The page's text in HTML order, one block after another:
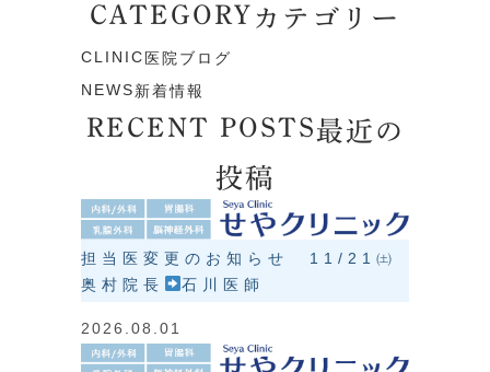
CATEGORY カテゴリー
CLINIC 医院ブログ
NEWS新着情報
RECENT POSTS最近の
投稿
担当医変更のお知らせ 11/21㈯
奥村院長
石川医師
2026.08.01